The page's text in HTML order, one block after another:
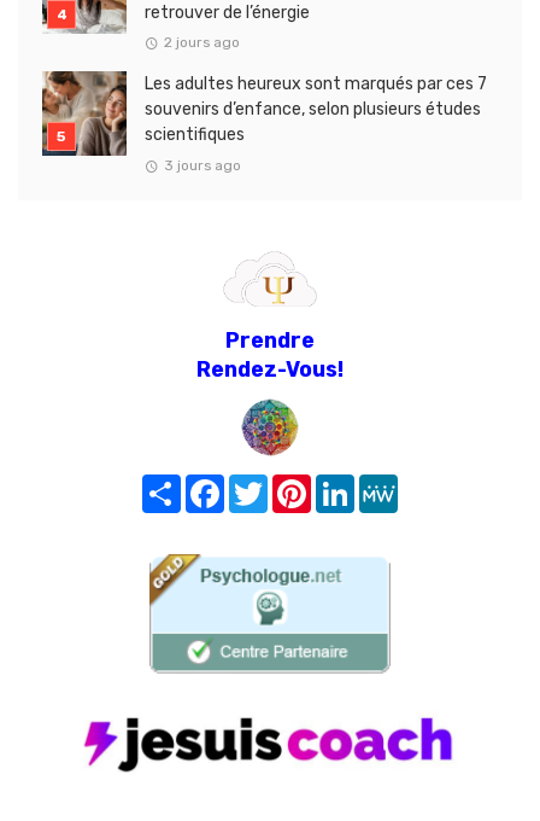
retrouver de l’énergie
2 jours ago
Les adultes heureux sont marqués par ces 7
souvenirs d’enfance, selon plusieurs études
scientifiques
3 jours ago
Prendre
Rendez-Vous!
Share FacebookTwitterPinterest
LinkedIn